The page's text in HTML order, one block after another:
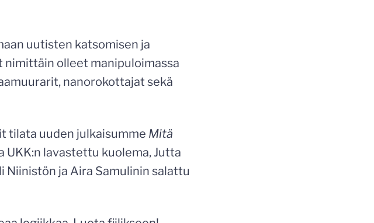
uutisten katsomisen ja
nimittäin olleet manipuloimassa
nanorokottajat sekä
tilata uuden julkaisumme Mitä
UKK:n lavastettu kuolema, Jutta
Niinistön ja Aira Samulinin salattu